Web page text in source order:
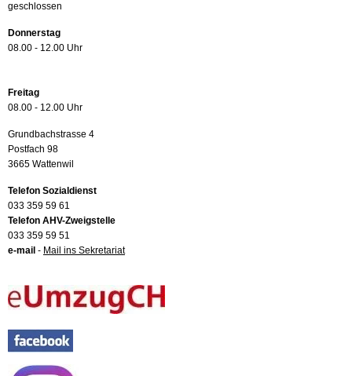
geschlossen
Donnerstag
08.00 - 12.00 Uhr
Freitag
08.00 - 12.00 Uhr
Grundbachstrasse 4
Postfach 98
3665 Wattenwil
Telefon Sozialdienst
033 359 59 61
Telefon AHV-Zweigstelle
033 359 59 51
e-mail - Mail ins Sekretariat